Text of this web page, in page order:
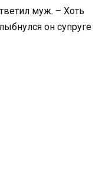
муж. – Хоть
он супруге